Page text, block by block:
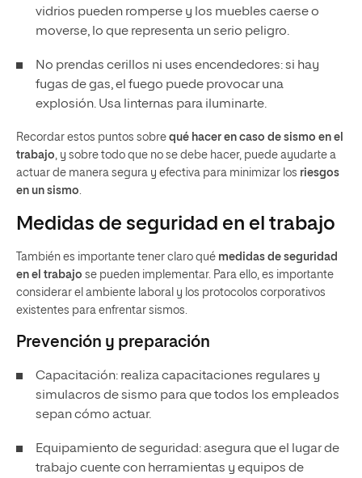
vidrios pueden romperse y los muebles caerse o
moverse, lo que representa un serio peligro.
No prendas cerillos ni uses encendedores: si hay
fugas de gas, el fuego puede provocar una
explosión. Usa linternas para iluminarte.
Recordar estos puntos sobre qué hacer en caso de sismo en el
trabajo , y sobre todo que no se debe hacer, puede ayudarte a
actuar de manera segura y efectiva para minimizar los riesgos
en un sismo
Medidas de seguridad en el trabajo
También es importante tener claro qué medidas de seguridad
en el trabajo se pueden implementar. Para ello, es importante
considerar el ambiente laboral y los protocolos corporativos
existentes para enfrentar sismos.
Prevención y preparación
Capacitación: realiza capacitaciones regulares y
simulacros de sismo para que todos los empleados
sepan cómo actuar.
Equipamiento de seguridad: asegura que el lugar de
trabajo cuente con herramientas y equipos de